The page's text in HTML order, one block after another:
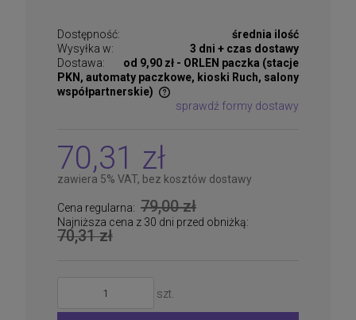
Dostępność:
średnia ilość
Wysyłka w:
3 dni + czas dostawy
Dostawa:
od 9,90 zł - ORLEN paczka (stacje
PKN, automaty paczkowe, kioski Ruch, salony
współpartnerskie)
Cena nie zawiera ewentualnych kosztów płatności
sprawdź formy dostawy
70,31 zł
zawiera 5% VAT, bez kosztów dostawy
Cena regularna: 79,00 zł
Najniższa cena z 30 dni przed obniżką:
70,31 zł
szt.